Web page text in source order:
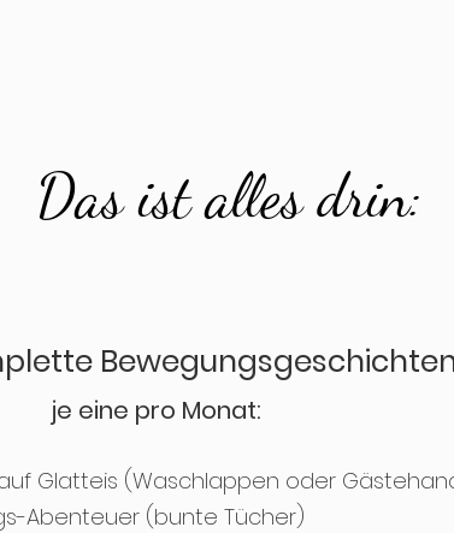
Das ist alles drin:
je eine pro Monat:
Glatteis (Waschlappen oder
Abenteuer (bunte Tücher)